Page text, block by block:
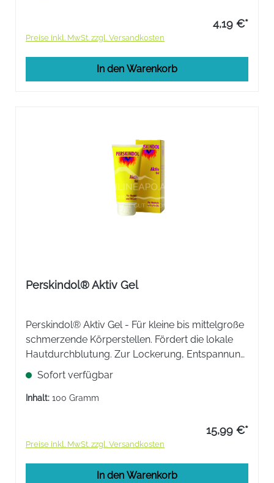
4,19 €*
Preise inkl. MwSt. zzgl. Versandkosten
In den Warenkorb
Perskindol® Aktiv Gel
Perskindol® Aktiv Gel - Für kleine bis mittelgroße
schmerzende Körperstellen. Fördert die lokale
Hautdurchblutung. Zur Lockerung, Entspannung
und Erfrischung. Für Wohlbefinden und den
Einsatz beim Sport.
Sofort verfügbar
Inhalt: 100 Gramm
15,99 €*
Preise inkl. MwSt. zzgl. Versandkosten
In den Warenkorb